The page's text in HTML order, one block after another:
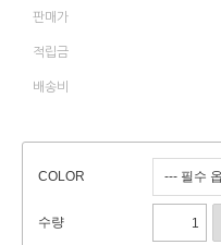
판매가
적립금
배송비
COLOR
수량